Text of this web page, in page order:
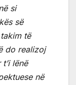
si
së
të
do realizoj
lënë
në